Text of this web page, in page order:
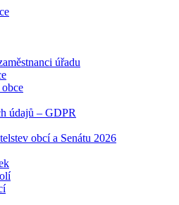
úřadu
údajů – GDPR
obcí a Senátu 2026